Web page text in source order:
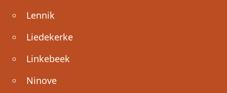
Lennik
Liedekerke
Linkebeek
Ninove